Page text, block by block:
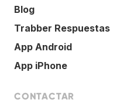
Blog
Trabber Respuestas
App Android
App iPhone
CONTACTAR